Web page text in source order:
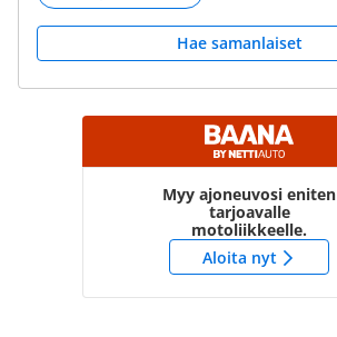
Hae samanlaiset
Myy ajoneuvosi eniten
tarjoavalle
motoliikkeelle.
Aloita nyt